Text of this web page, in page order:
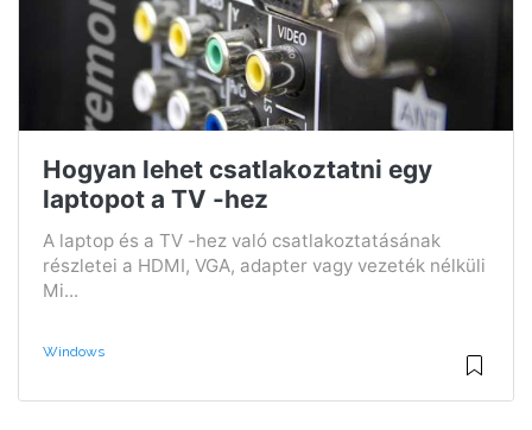
Hogyan lehet csatlakoztatni egy
laptopot a TV -hez
A laptop és a TV -hez való csatlakoztatásának
részletei a HDMI, VGA, adapter vagy vezeték nélküli
Mi...
Windows